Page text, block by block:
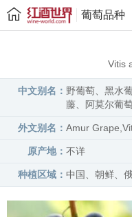
葡萄品种
Vitis
中文别名： 野葡萄、黑水
藤、阿莫尔葡
外文别名： Amur
原产地： 不详
种植区域： 中国、朝鲜、